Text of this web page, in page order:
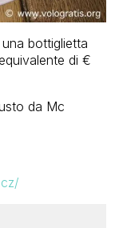
bottiglietta
di €
da Mc